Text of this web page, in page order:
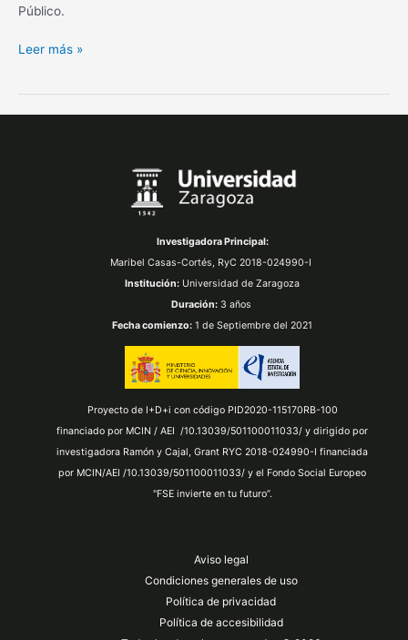
Público.
Leer más »
Investigadora Principal:
Maribel Casas-Cortés, RyC 2018-024990-I
Institución: Universidad de Zaragoza
Duración:3 años
Fecha comienzo: 1 de Septiembre del 2021
Proyecto de I+D+i con código PID2020-115170RB-100
financiado por MCIN / AEI /10.13039/501100011033/ y dirigido por
investigadora Ramón y Cajal, Grant RYC 2018-024990-I financiada
por MCIN/AEI /10.13039/501100011033/ y el Fondo Social Europeo
"FSE invierte en tu futuro”.
Aviso legal
Condiciones generales de uso
Política de privacidad
Política de accesibilidad